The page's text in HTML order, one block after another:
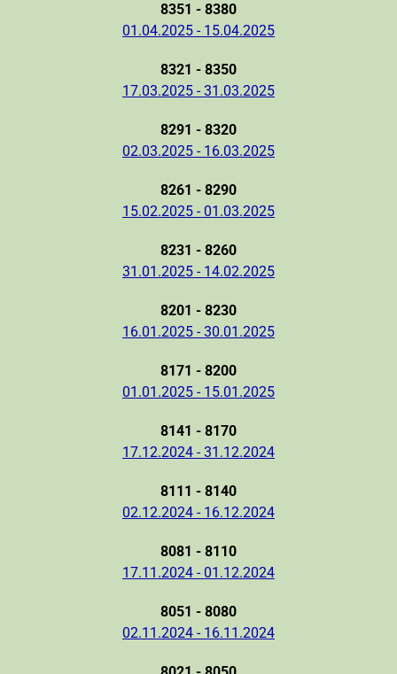
8351 - 8380
01.04.2025 - 15.04.2025
8321 - 8350
17.03.2025 - 31.03.2025
8291 - 8320
02.03.2025 - 16.03.2025
8261 - 8290
15.02.2025 - 01.03.2025
8231 - 8260
31.01.2025 - 14.02.2025
8201 - 8230
16.01.2025 - 30.01.2025
8171 - 8200
01.01.2025 - 15.01.2025
8141 - 8170
17.12.2024 - 31.12.2024
8111 - 8140
02.12.2024 - 16.12.2024
8081 - 8110
17.11.2024 - 01.12.2024
8051 - 8080
02.11.2024 - 16.11.2024